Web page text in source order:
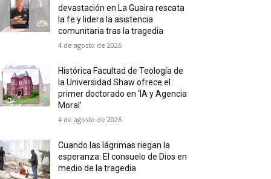
devastación en La Guaira rescata
la fe y lidera la asistencia
comunitaria tras la tragedia
4 de agosto de 2026
Histórica Facultad de Teología de
la Universidad Shaw ofrece el
primer doctorado en ‘IA y Agencia
Moral’
4 de agosto de 2026
Cuando las lágrimas riegan la
esperanza: El consuelo de Dios en
medio de la tragedia